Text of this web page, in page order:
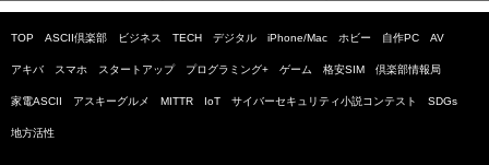
TOP ASCII倶楽部 ビジネス TECH デジタル iPhone/Mac ホビー 自作PC AV
アキバ スマホ スタートアップ プログラミング+ ゲーム 格安SIM 倶楽部情報局
家電ASCII アスキーグルメ MITTR IoT サイバーセキュリティ小説コンテスト SDGs
地方活性